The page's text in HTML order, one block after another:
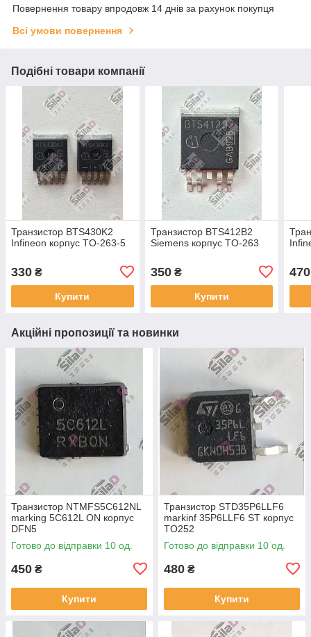
Повернення товару впродовж 14 днів за рахунок покупця
Всі умови повернення
Подібні товари компанії
Транзистор BTS430K2
Infineon корпус TO-263-5
330 ₴
Купити
Транзистор BTS412B2
Siemens корпус TO-263
350₴
Купити
470
Акційні пропозиції та новинки
Транзистор NTMFS5C612NL
marking 5C612L ON корпус
DFN5
Готово до відправки 10 од.
450 ₴
Купити
Транзистор STD35P6LLF6
markinf 35P6LLF6 ST корпус
TO252
Готово до відправки 10 од.
480 ₴
Купити